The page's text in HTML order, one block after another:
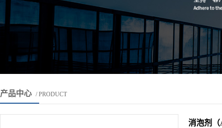
产品中心 / PRODUCT
消泡剂（